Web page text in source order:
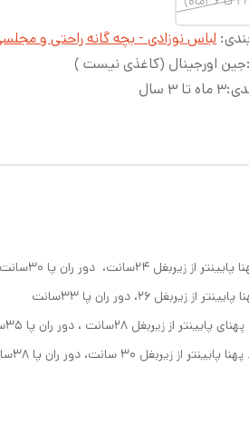
:لباس نوزادی - بچه گانه راحتی و
جین اورجینال (کاغذی نیست )
:۳ ماه تا ۳ سال